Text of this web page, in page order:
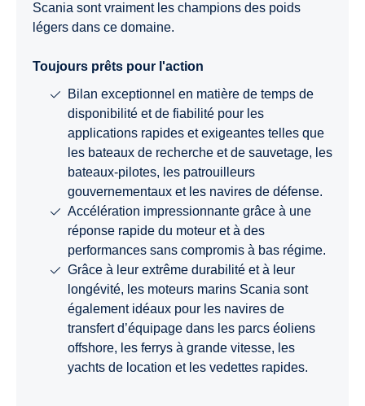
Scania sont vraiment les champions des poids
légers dans ce domaine.
Toujours prêts pour l'action
Bilan exceptionnel en matière de temps de
disponibilité et de fiabilité pour les
applications rapides et exigeantes telles que
les bateaux de recherche et de sauvetage, les
bateaux-pilotes, les patrouilleurs
gouvernementaux et les navires de défense.
Accélération impressionnante grâce à une
réponse rapide du moteur et à des
performances sans compromis à bas régime.
Grâce à leur extrême durabilité et à leur
longévité, les moteurs marins Scania sont
également idéaux pour les navires de
transfert d’équipage dans les parcs éoliens
offshore, les ferrys à grande vitesse, les
yachts de location et les vedettes rapides.